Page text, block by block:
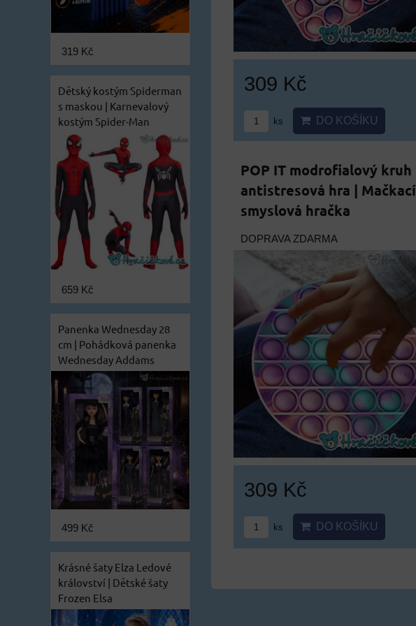
309 Kč
ks DO KOŠÍKU
POP IT modrofialový kruh
antistresová hra | Mačkací
smyslová hračka
DOPRAVA ZDARMA
309 Kč
ks DO KOŠÍKU
319 Kč
Dětský kostým Spiderman
s maskou | Karnevalový
kostým Spider-Man
659 Kč
Panenka Wednesday 28
cm | Pohádková panenka
Wednesday Addams
499 Kč
Krásné šaty Elza Ledové
království | Dětské šaty
Frozen Elsa